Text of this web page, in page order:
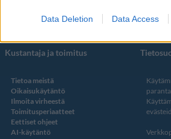
Data Deletion Data Access
Kustantaja ja toimitus
Tietoa meistä
Oikaisukäytäntö
Ilmoita virheestä
Toimitusperiaatteet
Eettiset ohjeet
AI-käytäntö